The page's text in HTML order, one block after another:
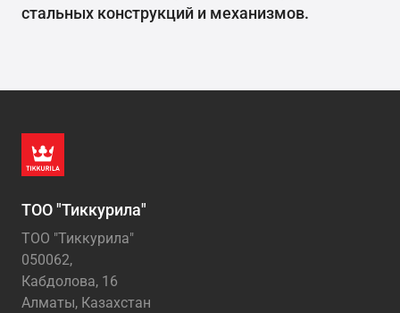
стальных конструкций и механизмов.
ТОО "Тиккурила"
ТОО "Тиккурила"
050062,
Кабдолова, 16
Алматы, Казахстан